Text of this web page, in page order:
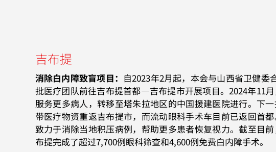
吉布提
消除白内障致盲项目： 自2023年2月起，本会与山西省卫健委
批医疗团队前往吉布提首都—吉布提市开展项目。2024年11
服务更多病人，转移至塔朱拉地区的中国援建医院进行。下
带医疗物资重返吉布提市，而流动眼科手术车目前已返回首
致力于消除当地积压病例，帮助更多患者恢复视力。截至目
布提完成了超过7,700例眼科筛查和4,600例免费白内障手术。